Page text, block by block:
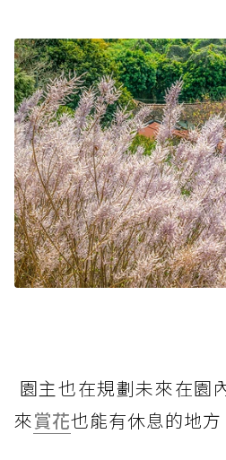
園主也在規劃未來在園
來賞花也能有休息的地